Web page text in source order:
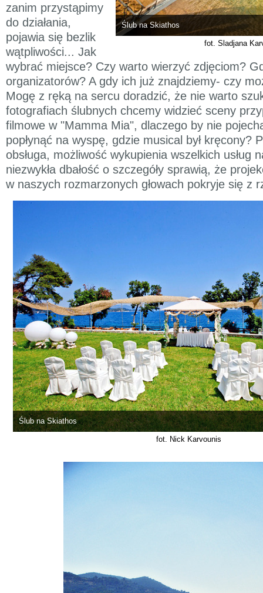
Ślub na Skiathos
fot. Sladjana
zanim przystąpimy
do działania,
pojawia się bezlik
wątpliwości... Jak
wybrać miejsce? Czy warto wierzyć zdjęciom?
organizatorów? A gdy ich już znajdziemy- czy
Mogę z ręką na sercu doradzić, że nie warto
fotografiach ślubnych chcemy widzieć sceny
filmowe w "Mamma Mia", dlaczego by nie
popłynąć na wyspę, gdzie musical był kręcony?
obsługa, możliwość wykupienia wszelkich usług
niezwykła dbałość o szczegóły sprawią, że
w naszych rozmarzonych głowach pokryje się z
Ślub na Skiathos
fot. Nick Karvounis